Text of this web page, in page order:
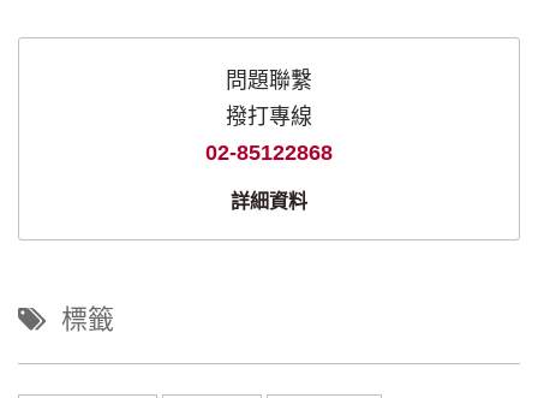
問題聯繫
撥打專線
02-85122868
詳細資料
標籤